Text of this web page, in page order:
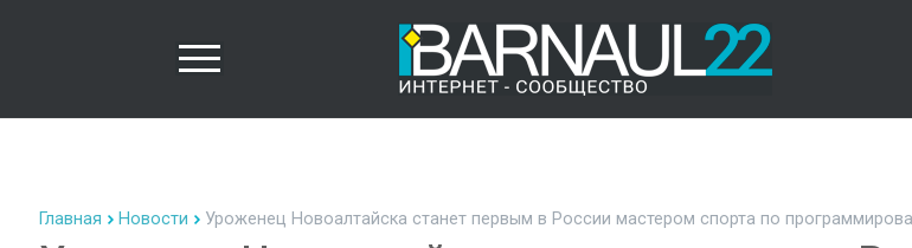
Главная Новости Уроженец Новоалтайска станет первым в России мастером спорта по